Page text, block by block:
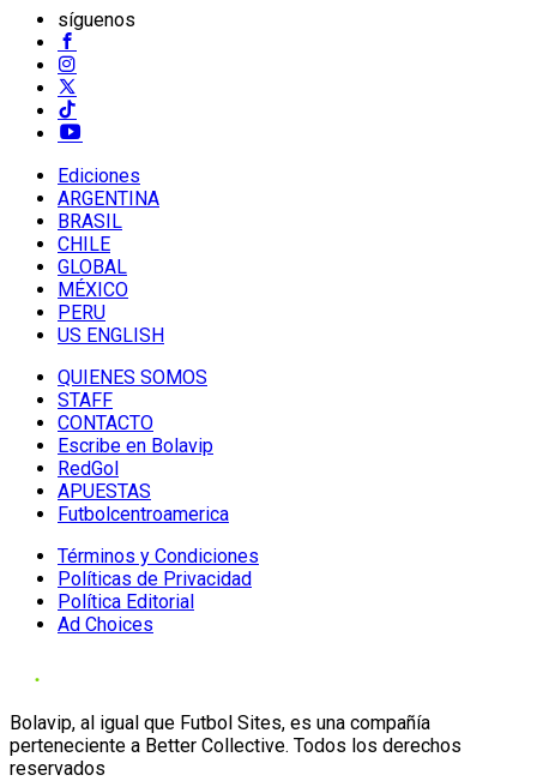
síguenos
Ediciones
ARGENTINA
BRASIL
CHILE
GLOBAL
MÉXICO
PERU
US ENGLISH
QUIENES SOMOS
STAFF
CONTACTO
Escribe en Bolavip
RedGol
APUESTAS
Futbolcentroamerica
Términos y Condiciones
Políticas de Privacidad
Política Editorial
Ad Choices
Bolavip, al igual que Futbol Sites, es una compañía
perteneciente a Better Collective. Todos los derechos
reservados